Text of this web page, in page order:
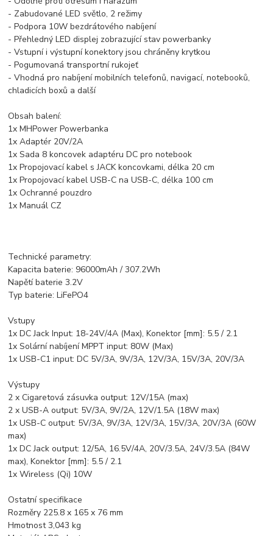
- Zabudované LED světlo, 2 režimy
- Podpora 10W bezdrátového nabíjení
- Přehledný LED displej zobrazující stav powerbanky
- Vstupní i výstupní konektory jsou chráněny krytkou
- Pogumovaná transportní rukojeť
- Vhodná pro nabíjení mobilních telefonů, navigací, notebooků,
chladicích boxů a další
Obsah balení:
1x MHPower Powerbanka
1x Adaptér 20V/2A
1x Sada 8 koncovek adaptéru DC pro notebook
1x Propojovací kabel s JACK koncovkami, délka 20 cm
1x Propojovací kabel USB-C na USB-C, délka 100 cm
1x Ochranné pouzdro
1x Manuál CZ
Technické parametry:
Kapacita baterie: 96000mAh / 307.2Wh
Napětí baterie 3.2V
Typ baterie: LiFePO4
Vstupy
1x DC Jack Input: 18-24V/4A (Max), Konektor [mm]: 5.5 / 2.1
1x Solární nabíjení MPPT input: 80W (Max)
1x USB-C1 input: DC 5V/3A, 9V/3A, 12V/3A, 15V/3A, 20V/3A
Výstupy
2 x Cigaretová zásuvka output: 12V/15A (max)
2 x USB-A output: 5V/3A, 9V/2A, 12V/1.5A (18W max)
1x USB-C output: 5V/3A, 9V/3A, 12V/3A, 15V/3A, 20V/3A (60W
max)
1x DC Jack output: 12/5A, 16.5V/4A, 20V/3.5A, 24V/3.5A (84W
max), Konektor [mm]: 5.5 / 2.1
1x Wireless (Qi) 10W
Ostatní specifikace
Rozměry 225.8 x 165 x 76 mm
Hmotnost 3,043 kg